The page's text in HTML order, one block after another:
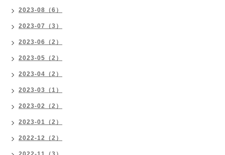
2023-08（6）
2023-07（3）
2023-06（2）
2023-05（2）
2023-04（2）
2023-03（1）
2023-02（2）
2023-01（2）
2022-12（2）